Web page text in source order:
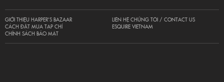
GIỚI THIỆU HARPER’S BAZAAR
CÁCH ĐẶT MUA TẠP CHÍ
CHÍNH SÁCH BẢO MẬT
LIÊN HỆ CHÚNG TÔI / CONTACT US
ESQUIRE VIETNAM